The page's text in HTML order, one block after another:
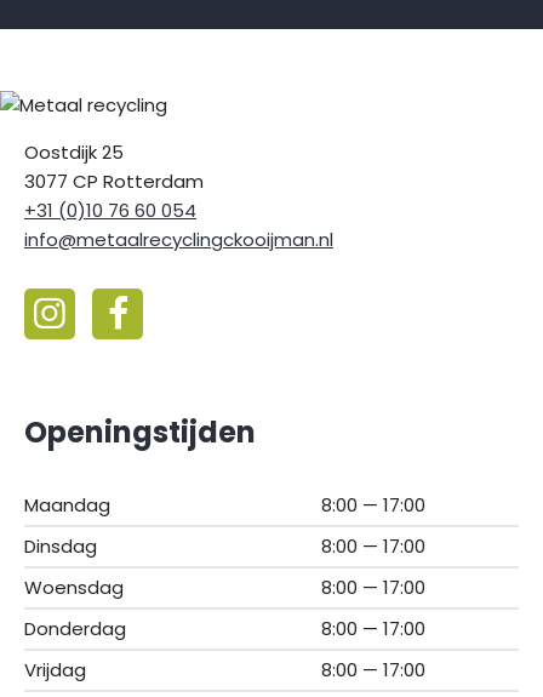
Oostdijk 25
3077 CP Rotterdam
+31 (0)10 76 60 054
info@metaalrecyclingckooijman.nl
Openingstijden
Maandag
8:00 — 17:00
Dinsdag
8:00 — 17:00
Woensdag
8:00 — 17:00
Donderdag
8:00 — 17:00
Vrijdag
8:00 — 17:00